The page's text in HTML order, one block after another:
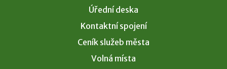
Úřední deska
Kontaktní spojení
Ceník služeb města
Volná místa